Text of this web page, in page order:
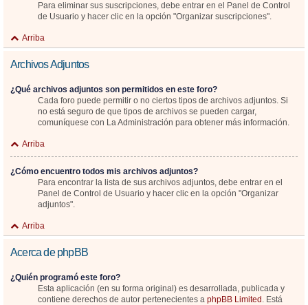
Para eliminar sus suscripciones, debe entrar en el Panel de Control
de Usuario y hacer clic en la opción "Organizar suscripciones".
Arriba
Archivos Adjuntos
¿Qué archivos adjuntos son permitidos en este foro?
Cada foro puede permitir o no ciertos tipos de archivos adjuntos. Si
no está seguro de que tipos de archivos se pueden cargar,
comuníquese con La Administración para obtener más información.
Arriba
¿Cómo encuentro todos mis archivos adjuntos?
Para encontrar la lista de sus archivos adjuntos, debe entrar en el
Panel de Control de Usuario y hacer clic en la opción "Organizar
adjuntos".
Arriba
Acerca de phpBB
¿Quién programó este foro?
Esta aplicación (en su forma original) es desarrollada, publicada y
contiene derechos de autor pertenecientes a phpBB Limited . Está